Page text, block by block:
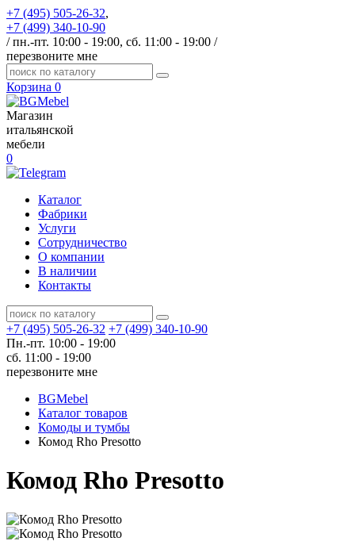
+7 (495) 505-26-32,
+7 (499) 340-10-90
/ пн.-пт. 10:00 - 19:00, сб. 11:00 - 19:00 /
перезвоните мне
Корзина 0
Магазин
итальянской
мебели
0
Каталог
Фабрики
Услуги
Сотрудничество
О компании
В наличии
Контакты
+7 (495) 505-26-32 +7 (499) 340-10-90
Пн.-пт. 10:00 - 19:00
сб. 11:00 - 19:00
перезвоните мне
BGMebel
Каталог товаров
Комоды и тумбы
Комод Rho Presotto
Комод Rho Presotto